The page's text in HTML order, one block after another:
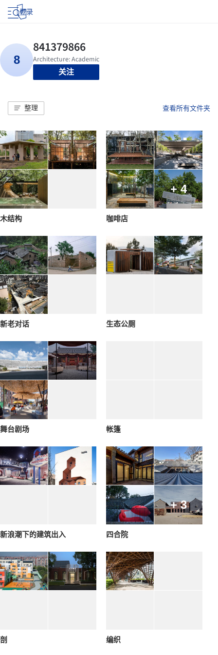
登录
关注
整理 查看所有文件夹
木结构
+ 4
咖啡店
新老对话 生态公厕
舞台剧场 帐篷
新浪潮下的建筑出入
+ 3
四合院
剖 编织